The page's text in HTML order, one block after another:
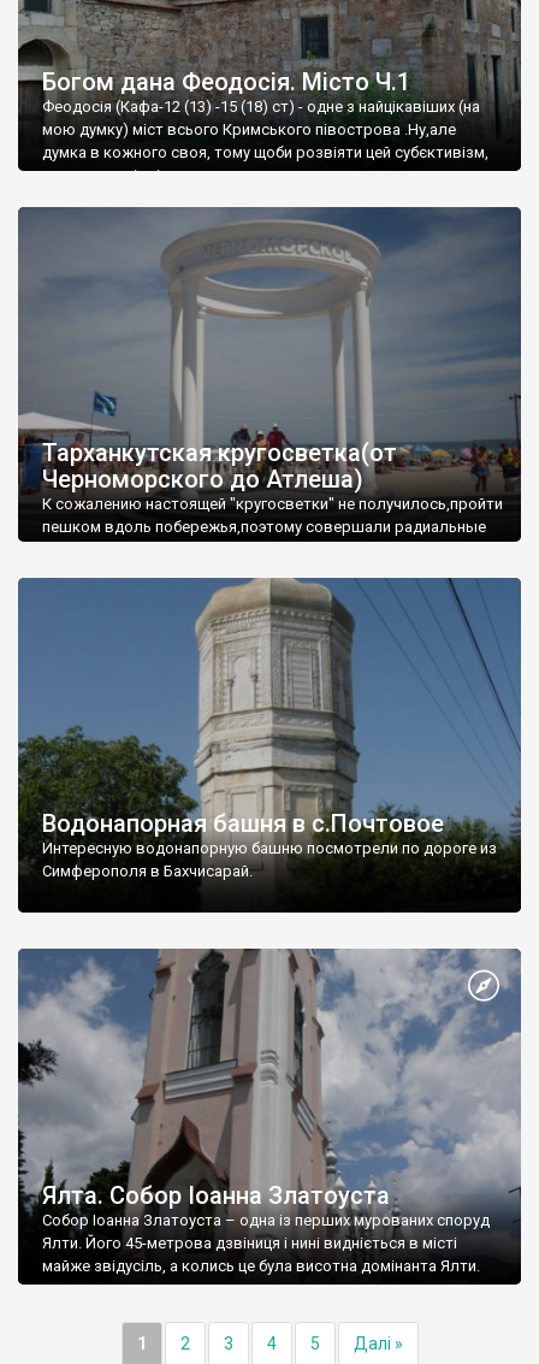
Богом дана Феодосія. Місто Ч.1
Феодосія (Кафа-12 (13) -15 (18) ст) - одне з найцікавіших (на
мою думку) міст всього Кримського півострова .Ну,але
думка в кожного своя, тому щоби розвіяти цей субєктивізм,
запрошую відвідати це
Тарханкутская кругосветка(от
Черноморского до Атлеша)
К сожалению настоящей "кругосветки" не получилось,пройти
пешком вдоль побережья,поэтому совершали радиальные
Водонапорная башня в с.Почтовое
Интересную водонапорную башню посмотрели по дороге из
Симферополя в Бахчисарай.
Ялта. Собор Іоанна Златоуста
Собор Іоанна Златоуста – одна із перших мурованих споруд
Ялти. Його 45-метрова дзвіниця і нині видніється в місті
майже звідусіль, а колись це була висотна домінанта Ялти.
1 2 3 4 5 Далі »